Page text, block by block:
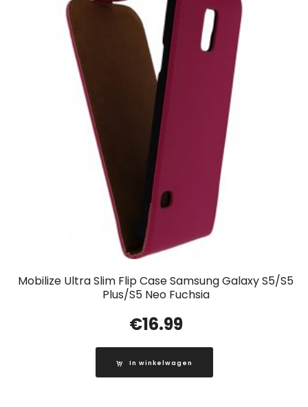
Mobilize Ultra Slim Flip Case Samsung Galaxy S5/S5
Plus/S5 Neo Fuchsia
€16.99
In winkelwagen